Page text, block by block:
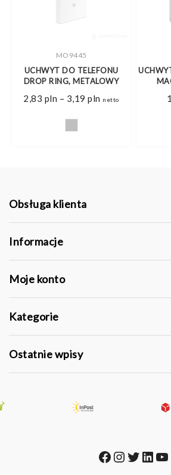
MO9445
UCHWYT DO TELEFONU
DROP RING, METALOWY
2,83 pln – 3,19pln Zakres
netto
Obsługa klienta
Informacje
Moje konto
Kategorie
Ostatnie wpisy
Facebook
Instagram
Twitter